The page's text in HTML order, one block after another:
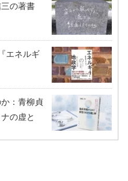
の著書
エネルギ
：青柳貞
の虚と